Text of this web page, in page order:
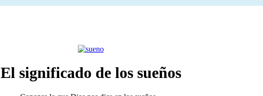
El significado de los sueños